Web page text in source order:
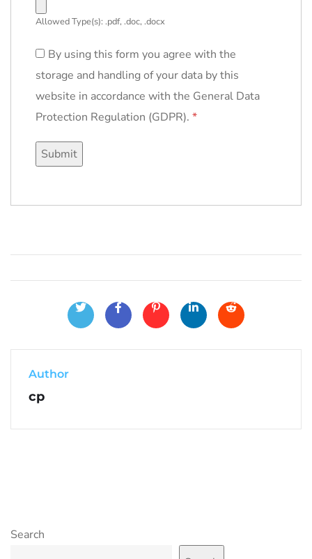
Allowed Type(s): .pdf, .doc, .docx
By using this form you agree with the
storage and handling of your data by this
website in accordance with the General Data
Protection Regulation (GDPR). *
Author
cp
Search